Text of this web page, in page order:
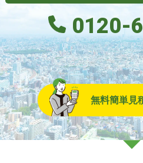
0120-
無料簡単見